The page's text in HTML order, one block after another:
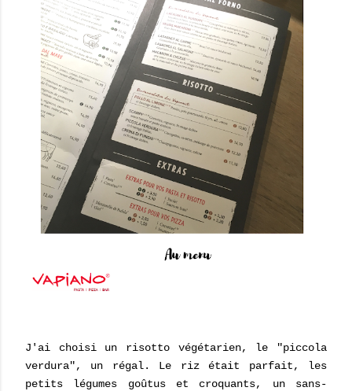
J'ai choisi un risotto végétarien, le "piccola
verdura", un régal. Le riz était parfait, les
petits légumes goûtus et croquants, un sans-